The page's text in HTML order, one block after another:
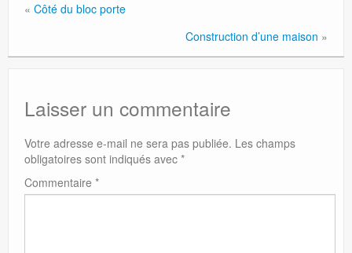
« Côté du bloc porte
Construction d’une maison »
Laisser un commentaire
Votre adresse e-mail ne sera pas publiée. Les champs
obligatoires sont indiqués avec *
Commentaire *